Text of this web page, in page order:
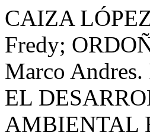
CAIZA
Fredy;
Marco
EL
AMBIENTAL